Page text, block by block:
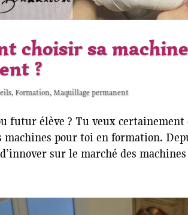
choisir sa
?
, Formation,Maquillage permanent
futur élève ? Tu veux
machines pour toi en formation.
d’innover sur le marché des